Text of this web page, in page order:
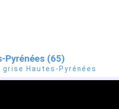
Pyrénées (65)
Hautes-Pyrénées